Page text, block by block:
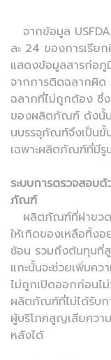
จากข้อมูล
ละ 24 ของการเรีย
แสดงข้อมูลสารก่อภู
จากการติดฉลากผิด
ฉลากที่ไม่ถูกต้อง ซึ่
ของผลิตภัณฑ์ ดังนั้น
นบรรจุภัณฑ์จึงเป็น
เฉพาะผลิตภัณฑ์ที่มีรู
ระบบการตรวจสอบ
ภัณฑ์
ผลิตภัณฑ์ที่ฝาขวด
ให้เกิดของเหลือทิ้งอ
ซ้อน รวมถึงต้นทุนที่
แกะนั้นจะช่วยเพิ่มค
ไม่ถูกเปิดออกก่อนไม่
ผลิตภัณฑ์ที่ไม่ได้รับก
ผู้บริโภคสูญเสียควา
หลังได้